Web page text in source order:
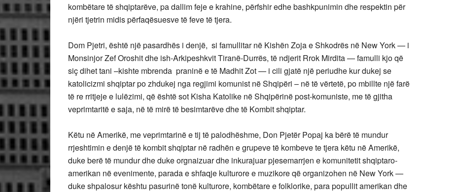
kombëtare të shqiptarëve, pa dallim feje e krahine, përfshir edhe bashkpunimin dhe respektin për
njëri tjetrin midis përfaqësuesve të feve të tjera.
Dom Pjetri, është një pasardhës i denjë, si famullitar në Kishën Zoja e Shkodrës në New York — i
Monsinjor Zef Oroshit dhe ish-Arkipeshkvit Tiranë-Durrës, të ndjerit Rrok Mirdita — famulli kjo që
siç dihet tani –kishte mbrenda praninë e të Madhit Zot — i cili gjatë një periudhe kur dukej se
katolicizmi shqiptar po zhdukej nga regjimi komunist në Shqipëri – në të vërtetë, po mbillte një farë
të re rritjeje e lulëzimi, që është sot Kisha Katolike në Shqipërinë post-komuniste, me të gjitha
veprimtaritë e saja, në të mirë të besimtarëve dhe të Kombit shqiptar.
Këtu në Amerikë, me veprimtarinë e tij të palodhëshme, Don Pjetër Popaj ka bërë të mundur
rrjeshtimin e denjë të kombit shqiptar në radhën e grupeve të kombeve te tjera këtu në Amerikë,
duke berë të mundur dhe duke orgnaizuar dhe inkurajuar pjesemarrjen e komunitetit shqiptaro-
amerikan në evenimente, parada e shfaqje kulturore e muzikore që organizohen në New York —
duke shpalosur kështu pasurinë tonë kulturore, kombëtare e folklorike, para popullit amerikan dhe